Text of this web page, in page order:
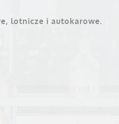
lotnicze i autokarowe.